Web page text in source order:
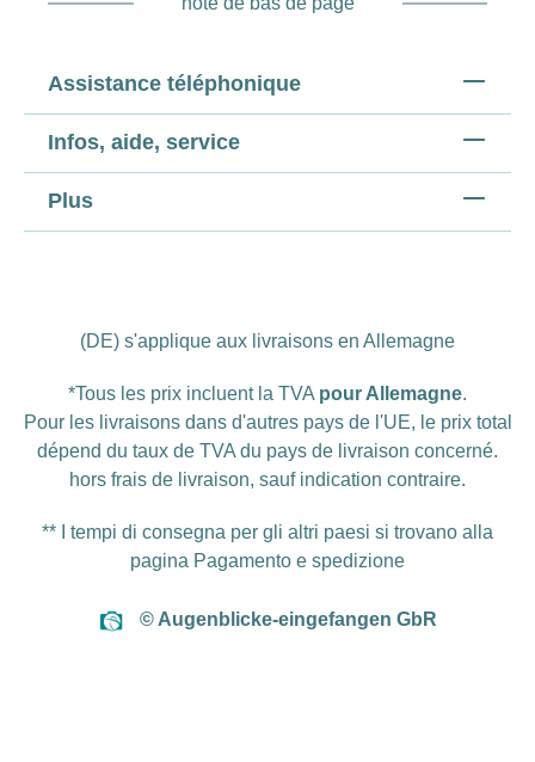
Assistance téléphonique
Infos, aide, service
Plus
(DE) s'applique aux livraisons en Allemagne
*Tous les prix incluent la TVA pour Allemagne.
Pour les livraisons dans d'autres pays de l'UE, le prix total
dépend du taux de TVA du pays de livraison concerné.
hors frais de livraison, sauf indication contraire.
** I tempi di consegna per gli altri paesi si trovano alla
pagina Pagamento e spedizione
© Augenblicke-eingefangen GbR